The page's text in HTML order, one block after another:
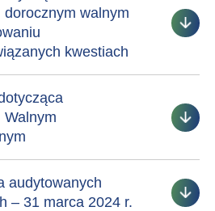
walnym
kwestiach
Walnym
audytowanych
– 31 marca 2024 r.